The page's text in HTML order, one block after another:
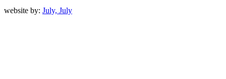
website by: July, July